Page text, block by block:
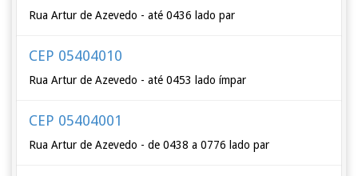
Rua Artur de Azevedo - até 0436 lado par
CEP 05404010
Rua Artur de Azevedo - até 0453 lado ímpar
CEP 05404001
Rua Artur de Azevedo - de 0438 a 0776 lado par